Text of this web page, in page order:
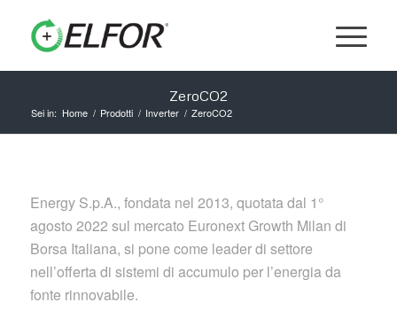
ZeroCO2
Sei in: Home / Prodotti / Inverter / ZeroCO2
Energy S.p.A., fondata nel 2013, quotata dal 1°
agosto 2022 sul mercato Euronext Growth Milan di
Borsa Italiana, si pone come leader di settore
nell’offerta di sistemi di accumulo per l’energia da
fonte rinnovabile.